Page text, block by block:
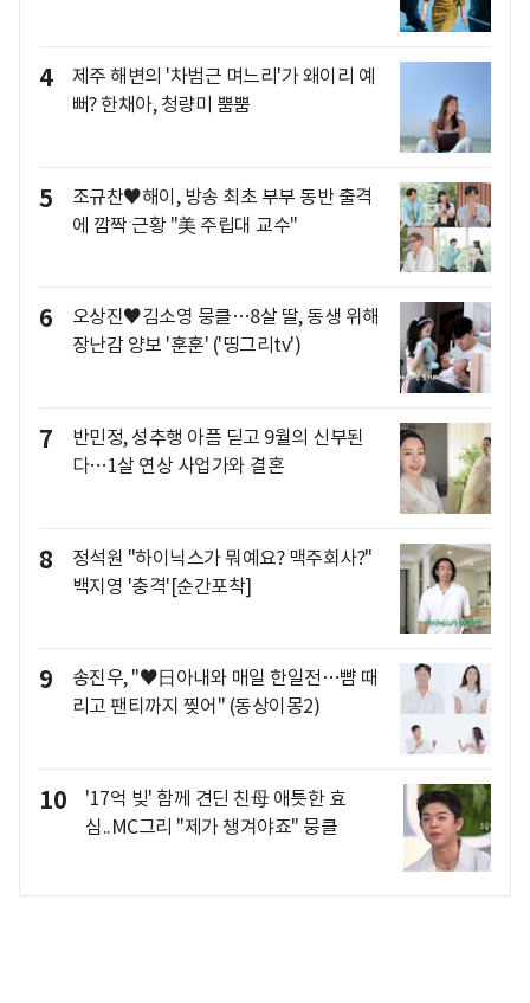
4
제주 해변의 '차범근 며느리'가 왜이리 예
뻐? 한채아, 청량미 뿜뿜
5
조규찬♥해이, 방송 최초 부부 동반 출격
에 깜짝 근황 "美 주립대 교수"
6
오상진♥김소영 뭉클…8살 딸, 동생 위해
장난감 양보 '훈훈' ('띵그리tv')
7
반민정, 성추행 아픔 딛고 9월의 신부된
다…1살 연상 사업가와 결혼
8
정석원 "하이닉스가 뭐예요? 맥주회사?"
백지영 '충격'[순간포착]
9
송진우, "♥日아내와 매일 한일전…뺨 때
리고 팬티까지 찢어" (동상이몽2)
10
'17억 빚' 함께 견딘 친母 애틋한 효
심..MC그리 "제가 챙겨야죠" 뭉클